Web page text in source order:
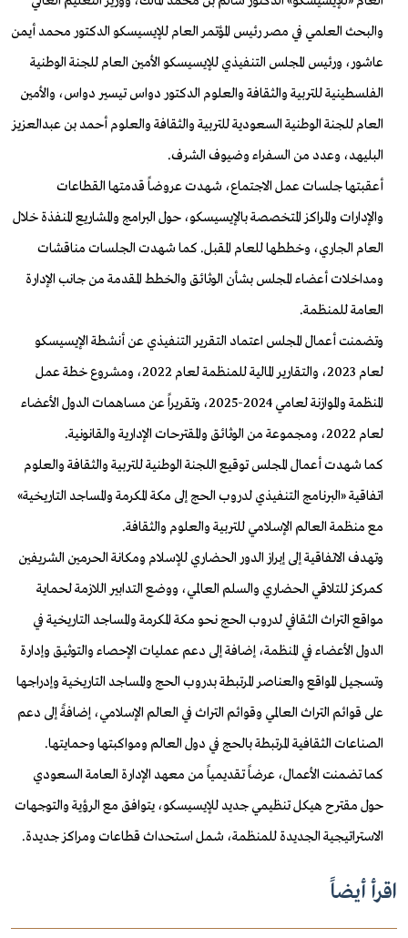
والبحث العلمي في مصر رئيس المؤتمر العام للإيسيسكو الدكتور محمد أيمن
عاشور، ورئيس المجلس التنفيذي للإيسيسكو الأمين العام للجنة الوطنية
الفلسطينية للتربية والثقافة والعلوم الدكتور دواس تيسير دواس، والأمين
العام للجنة الوطنية السعودية للتربية والثقافة والعلوم أحمد بن عبدالعزيز
البليهد، وعدد من السفراء وضيوف الشرف.
أعقبتها جلسات عمل الاجتماع، شهدت عروضاً قدمتها القطاعات
والإدارات والمراكز المتخصصة بالإيسيسكو، حول البرامج والمشاريع المنفذة خلال
العام الجاري، وخططها للعام المقبل. كما شهدت الجلسات مناقشات
ومداخلات أعضاء المجلس بشأن الوثائق والخطط المقدمة من جانب الإدارة
العامة للمنظمة.
وتضمنت أعمال المجلس اعتماد التقرير التنفيذي عن أنشطة الإيسيسكو
لعام 2023، والتقارير المالية للمنظمة لعام 2022، ومشروع خطة عمل
المنظمة والموازنة لعامي 2024-2025، وتقريراً عن مساهمات الدول الأعضاء
لعام 2022، ومجموعة من الوثائق والمقترحات الإدارية والقانونية.
كما شهدت أعمال المجلس توقيع اللجنة الوطنية للتربية والثقافة والعلوم
اتفاقية «البرنامج التنفيذي لدروب الحج إلى مكة المكرمة والمساجد التاريخية»
مع منظمة العالم الإسلامي للتربية والعلوم والثقافة.
وتهدف الاتفاقية إلى إبراز الدور الحضاري للإسلام ومكانة الحرمين الشريفين
كمركز للتلاقي الحضاري والسلم العالمي، ووضع التدابير اللازمة لحماية
مواقع التراث الثقافي لدروب الحج نحو مكة المكرمة والمساجد التاريخية في
الدول الأعضاء في المنظمة، إضافة إلى دعم عمليات الإحصاء والتوثيق وإدارة
وتسجيل المواقع والعناصر المرتبطة بدروب الحج والمساجد التاريخية وإدراجها
على قوائم التراث العالمي وقوائم التراث في العالم الإسلامي، إضافةً إلى دعم
الصناعات الثقافية المرتبطة بالحج في دول العالم ومواكبتها وحمايتها.
كما تضمنت الأعمال، عرضاً تقديمياً من معهد الإدارة العامة السعودي
حول مقترح هيكل تنظيمي جديد للإيسيسكو، يتوافق مع الرؤية والتوجهات
الاستراتيجية الجديدة للمنظمة، شمل استحداث قطاعات ومراكز جديدة.
اقرأ أيضاً